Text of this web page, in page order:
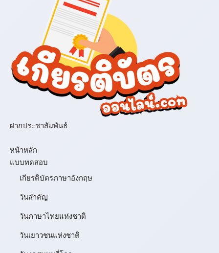
ฝากประชาสัมพันธ์
หน้าหลัก
แบบทดสอบ
เกียรติบัตรภาษาอังกฤษ
วันสำคัญ
วันภาษาไทยแห่งชาติ
วันเยาวชนแห่งชาติ